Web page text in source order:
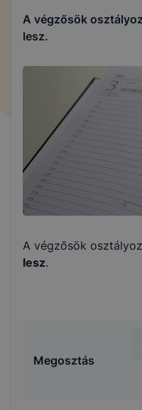
A végzősök
lesz.
A végzősök
lesz.
Megosztás